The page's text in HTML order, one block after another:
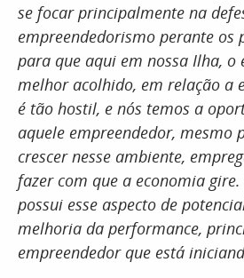
se focar principalmente na
empreendedorismo perante os
para que aqui em nossa Ilha, o
melhor acolhido, em relação a
é tão hostil, e nós temos a
aquele empreendedor, mesmo
crescer nesse ambiente,
fazer com que a economia gire.
possui esse aspecto de
melhoria da performance,
empreendedor que está